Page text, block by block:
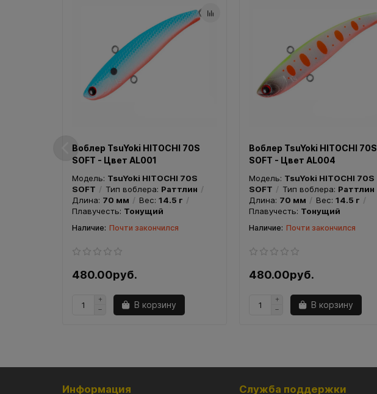
Воблер TsuYoki HITOCHI 70S
SOFT - Цвет AL001
Модель: TsuYoki HITOCHI 70S
SOFT
Тип воблера: Раттлин
Длина: 70 мм Вес: 14.5 г
Плавучесть: Тонущий
Почти закончился
480.00руб.
В корзину
Воблер TsuYoki HITOCHI 70S
SOFT - Цвет AL004
Модель: TsuYoki HITOCHI 70S
SOFT
Тип воблера: Раттлин
Длина: 70 мм Вес: 14.5 г
Плавучесть: Тонущий
Почти закончился
480.00руб.
В корзину
Информация Служба поддержки